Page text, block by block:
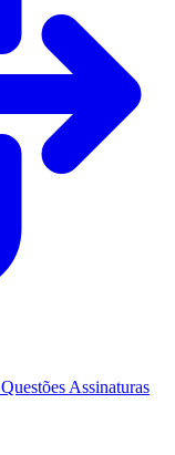
Questões Assinaturas